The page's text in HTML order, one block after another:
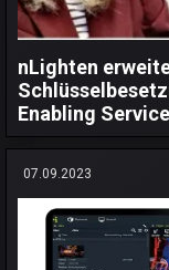
nLighten
Enabling
07.09.2023